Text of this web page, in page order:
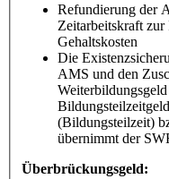
Refundierung der
Zeitarbeitskraft
Gehaltskosten
Die
AMS und den
(Bildungsteilzeit)
übernimmt der
Überbrückungsgeld: